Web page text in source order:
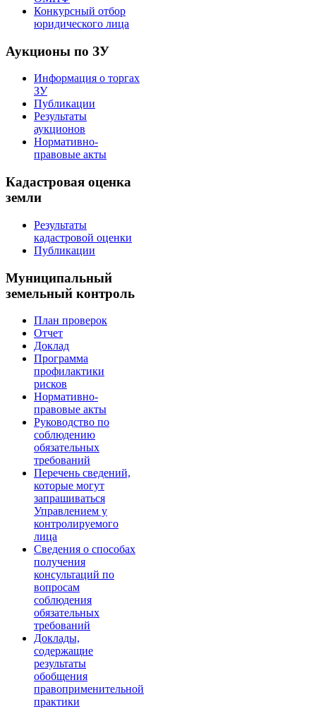
Конкурсный отбор
юридического лица
Аукционы по ЗУ
Информация о торгах
ЗУ
Публикации
Результаты
аукционов
Нормативно-
правовые акты
Кадастровая оценка
земли
Результаты
кадастровой оценки
Публикации
Муниципальный
земельный контроль
План проверок
Отчет
Доклад
Программа
профилактики
рисков
Нормативно-
правовые акты
Руководство по
соблюдению
обязательных
требований
Перечень сведений,
которые могут
запрашиваться
Управлением у
контролируемого
лица
Сведения о способах
получения
консультаций по
вопросам
соблюдения
обязательных
требований
Доклады,
содержащие
результаты
обобщения
правоприменительной
практики